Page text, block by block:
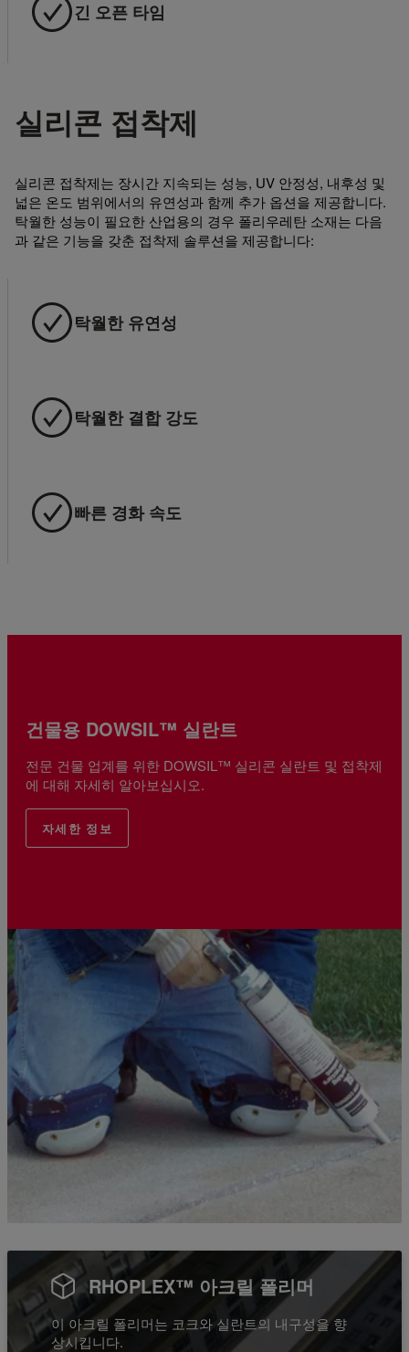
긴 오픈 타임
실리콘 접착제
실리콘 접착제는 장시간 지속되는 성능, UV 안정성, 내후성 및
넓은 온도 범위에서의 유연성과 함께 추가 옵션을 제공합니다.
탁월한 성능이 필요한 산업용의 경우 폴리우레탄 소재는 다음
과 같은 기능을 갖춘 접착제 솔루션을 제공합니다:
탁월한 유연성
탁월한 결합 강도
빠른 경화 속도
건물용 DOWSIL™ 실란트
전문 건물 업계를 위한 DOWSIL™ 실리콘 실란트 및 접착제
에 대해 자세히 알아보십시오.
자세한 정보
RHOPLEX™ 아크릴 폴리머
이 아크릴 폴리머는 코크와 실란트의 내구성을 향
상시킵니다.